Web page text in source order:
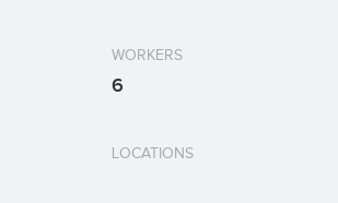
WORKERS
6
LOCATIONS